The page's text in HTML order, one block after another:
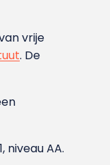
vrije
. De
niveau AA.